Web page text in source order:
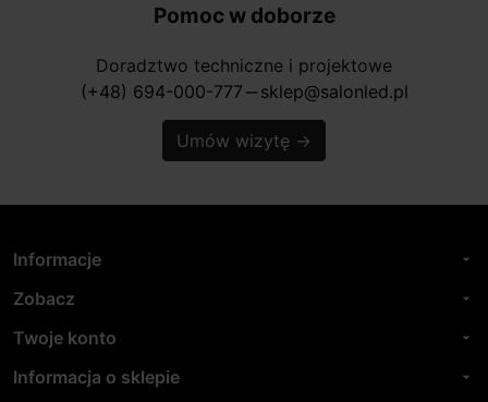
Pomoc w doborze
Doradztwo techniczne i projektowe
(+48) 694-000-777 horizontal_rule sklep@salonled.pl
Umów wizytę →
Informacje arrow_drop_down
Zobacz arrow_drop_down
Twoje konto arrow_drop_down
Informacja o sklepie arrow_drop_down